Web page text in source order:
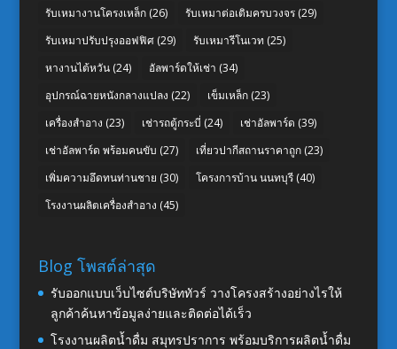
รับเหมางานโครงเหล็ก(26) รับเหมาต่อเติมครบวงจร(29)
รับเหมาปรับปรุงออฟฟิศ(29) รับเหมารีโนเวท (25)
หางานไต้หวัน(24) อัลพาร์ดให้เช่า (34)
อุปกรณ์ฉายหนังกลางแปลง (22) เข็มเหล็ก(23)
เครื่องสำอาง (23) เช่ารถตู้กระบี่ (24) เช่าอัลพาร์ด (39)
เช่าอัลพาร์ด พร้อมคนขับ (27) เที่ยวปากีสถานราคาถูก(23)
เพิ่มความอึดทนท่านชาย (30) โครงการบ้าน นนทบุรี(40)
โรงงานผลิตเครื่องสำอาง (45)
Blog โพสต์ล่าสุด
รับออกแบบเว็บไซต์บริษัททัวร์ วางโครงสร้างอย่างไรให้
ลูกค้าค้นหาข้อมูลง่ายและติดต่อได้เร็ว
โรงงานผลิตน้ำดื่ม สมุทรปราการ พร้อมบริการผลิตน้ำดื่ม